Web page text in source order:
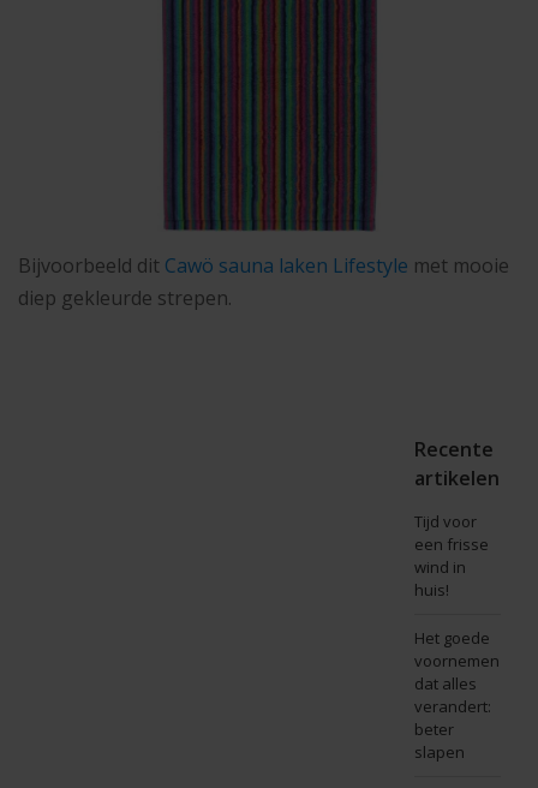
Bijvoorbeeld dit Cawö sauna laken Lifestyle met mooie
diep gekleurde strepen.
Recente
artikelen
Tijd voor
een frisse
wind in
huis!
Het goede
voornemen
dat alles
verandert:
beter
slapen